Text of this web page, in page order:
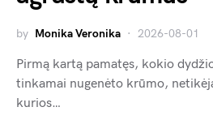
by Monika Veronika 2026-08-01
Pirmą kartą pamatęs, kokio
tinkamai nugenėto krūmo,
kurios…